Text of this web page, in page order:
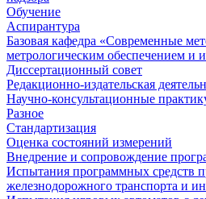
Обучение
Аспирантура
Базовая кафедра «Современные
метрологическим обеспечением и
Диссертационный совет
Редакционно-издательская
Научно-консультационные
Разное
Стандартизация
Оценка состояний измерений
Внедрение и сопровождение
Испытания программных средств
железнодорожного транспорта и